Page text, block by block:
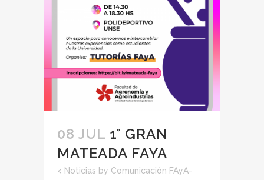
08 JUL 1° GRAN
MATEADA FAYA
< Noticias by Comunicación FAyA-